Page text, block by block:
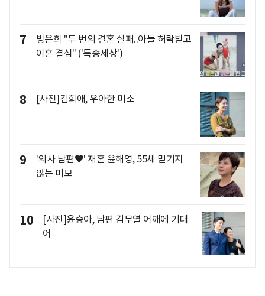
7
방은희 "두 번의 결혼 실패..아들 허락받고
이혼 결심" ('특종세상')
8 [사진]김희애, 우아한 미소
9
'의사 남편♥' 재혼 윤해영, 55세 믿기지
않는 미모
10
[사진]윤승아, 남편 김무열 어깨에 기대
어